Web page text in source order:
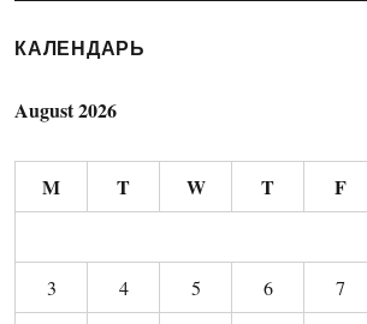
КАЛЕНДАРЬ
August 2026
M T W T F
3
4 5 6 7